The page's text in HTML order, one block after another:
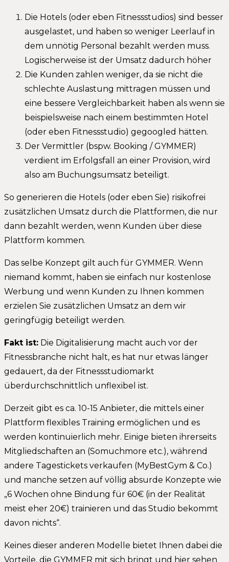
Die Hotels (oder eben Fitnessstudios) sind besser
ausgelastet, und haben so weniger Leerlauf in
dem unnötig Personal bezahlt werden muss.
Logischerweise ist der Umsatz dadurch höher
Die Kunden zahlen weniger, da sie nicht die
schlechte Auslastung mittragen müssen und
eine bessere Vergleichbarkeit haben als wenn sie
beispielsweise nach einem bestimmten Hotel
(oder eben Fitnessstudio) gegoogled hätten.
Der Vermittler (bspw. Booking / GYMMER)
verdient im Erfolgsfall an einer Provision, wird
also am Buchungsumsatz beteiligt.
So generieren die Hotels (oder eben Sie) risikofrei
zusätzlichen Umsatz durch die Plattformen, die nur
dann bezahlt werden, wenn Kunden über diese
Plattform kommen.
Das selbe Konzept gilt auch für GYMMER. Wenn
niemand kommt, haben sie einfach nur kostenlose
Werbung und wenn Kunden zu Ihnen kommen
erzielen Sie zusätzlichen Umsatz an dem wir
geringfügig beteiligt werden.
Fakt ist: Die Digitalisierung macht auch vor der
Fitnessbranche nicht halt, es hat nur etwas länger
gedauert, da der Fitnessstudiomarkt
überdurchschnittlich unflexibel ist.
Derzeit gibt es ca. 10-15 Anbieter, die mittels einer
Plattform flexibles Training ermöglichen und es
werden kontinuierlich mehr. Einige bieten ihrerseits
Mitgliedschaften an (Somuchmore etc.), während
andere Tagestickets verkaufen (MyBestGym & Co.)
und manche setzen auf völlig absurde Konzepte wie
„6 Wochen ohne Bindung für 60€ (in der Realität
meist eher 20€) trainieren und das Studio bekommt
davon nichts“.
Keines dieser anderen Modelle bietet Ihnen dabei die
Vorteile, die GYMMER mit sich bringt und hier sehen